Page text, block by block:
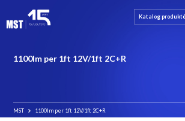
Katalog
1100lm per 1ft 12V/1ft 2C+R
MST 1100lm per 1ft 12V/1ft 2C+R